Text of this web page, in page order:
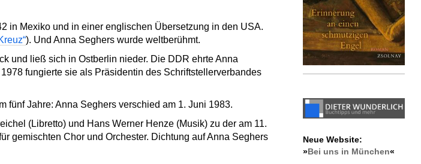
in Mexiko und in einer englischen Übersetzung in den USA.
). Und Anna Seghers wurde weltberühmt.
und ließ sich in Ostberlin nieder. Die DDR ehrte Anna
fungierte sie als Präsidentin des Schriftstellerverbandes
fünf Jahre: Anna Seghers verschied am 1. Juni 1983.
(Libretto) und Hans Werner Henze (Musik) zu der am 11.
gemischten Chor und Orchester. Dichtung auf Anna Seghers
Neue Website:
»Bei uns in München«